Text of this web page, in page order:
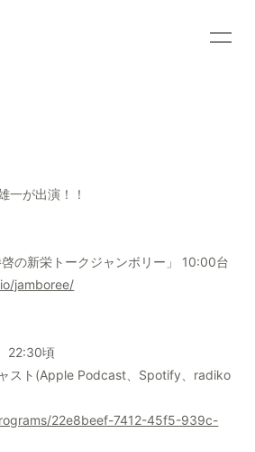
GALLERY
イン
一が出演！！
啓の新栄トークジャンボリー」 10:00台
jamboree/
22:30頃
スト(Apple Podcast、Spotify、radiko
22e8beef-7412-45f5-939c-